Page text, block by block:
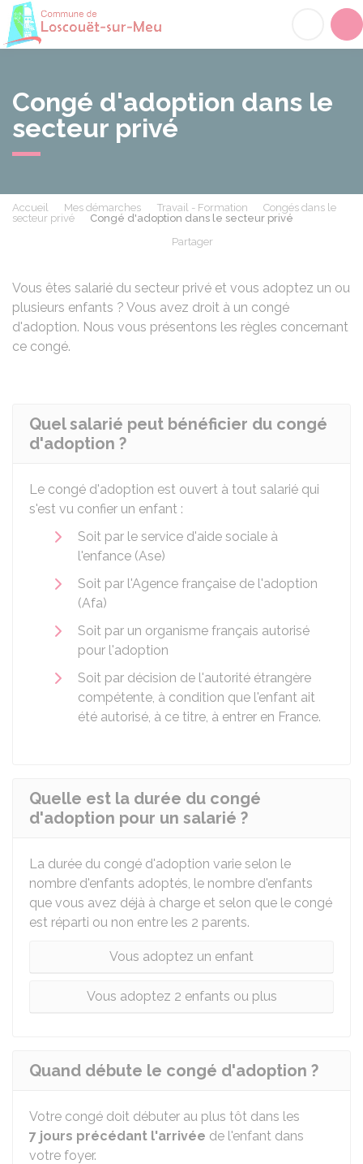
Congé d'adoption dans le
secteur privé
Accueil Mes démarches Travail - Formation
Congés dans le
secteur privé
Congé d'adoption dans le secteur privé
Partager
Vous êtes salarié du secteur privé et vous adoptez un ou
plusieurs enfants ? Vous avez droit à un congé
d'adoption. Nous vous présentons les règles concernant
ce congé.
Quel salarié peut bénéficier du congé
d'adoption ?
Le congé d'adoption est ouvert à tout salarié qui
s'est vu confier un enfant :
Soit par le service d'aide sociale à
l'enfance (Ase)
Soit par l'Agence française de l'adoption
(Afa)
Soit par un organisme français autorisé
pour l'adoption
Soit par décision de l'autorité étrangère
compétente, à condition que l'enfant ait
été autorisé, à ce titre, à entrer en France.
Quelle est la durée du congé
d'adoption pour un salarié ?
La durée du congé d'adoption varie selon le
nombre d'enfants adoptés, le nombre d'enfants
que vous avez déjà à charge et selon que le congé
est réparti ou non entre les 2 parents.
Vous adoptez un enfant
Vous adoptez 2 enfants ou plus
Quand débute le congé d'adoption ?
Votre congé doit débuter au plus tôt dans les
7 jours précédant l'arrivée de l'enfant dans
votre foyer.